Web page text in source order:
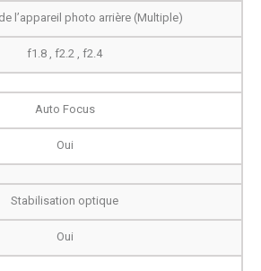
l’appareil photo arrière (Multiple)
f1.8 , f2.2 , f2.4
Auto Focus
Oui
Stabilisation optique
Oui